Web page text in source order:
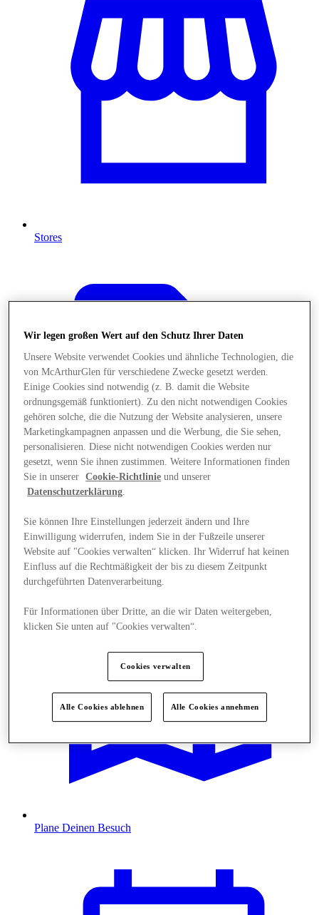
Stores
Angebote
Plane Deinen Besuch
Wir legen großen Wert auf den Schutz Ihrer Daten
Unsere Website verwendet Cookies und ähnliche Technologien, die
von McArthurGlen für verschiedene Zwecke gesetzt werden.
Einige Cookies sind notwendig (z. B. damit die Website
ordnungsgemäß funktioniert). Zu den nicht notwendigen Cookies
gehören solche, die die Nutzung der Website analysieren, unsere
Marketingkampagnen anpassen und die Werbung, die Sie sehen,
personalisieren. Diese nicht notwendigen Cookies werden nur
gesetzt, wenn Sie ihnen zustimmen. Weitere Informationen finden
Sie in unserer
Cookie-Richtlinie und unserer
Datenschutzerklärung.
Sie können Ihre Einstellungen jederzeit ändern und Ihre
Einwilligung widerrufen, indem Sie in der Fußzeile unserer
Website auf "Cookies verwalten“ klicken. Ihr Widerruf hat keinen
Einfluss auf die Rechtmäßigkeit der bis zu diesem Zeitpunkt
durchgeführten Datenverarbeitung.
Für Informationen über Dritte, an die wir Daten weitergeben,
klicken Sie unten auf "Cookies verwalten“.
Cookies verwalten
Alle Cookies ablehnen Alle Cookies annehmen